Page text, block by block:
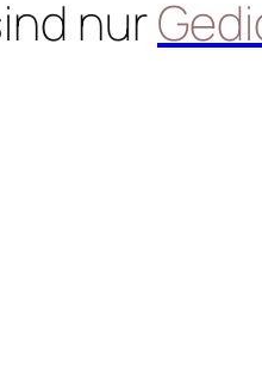
nur